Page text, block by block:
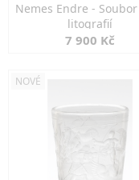
Nemes Endre -
litografií
7 900 Kč
NOVÉ